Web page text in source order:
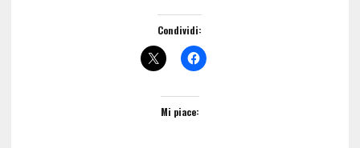
Condividi:
Mi piace: